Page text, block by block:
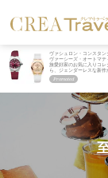
ヴァシュロン・コンスタン
ヴァーシーズ・オートマテ
旅愛好家のお気に入りコレ
ら、ジェンダーレスな新作